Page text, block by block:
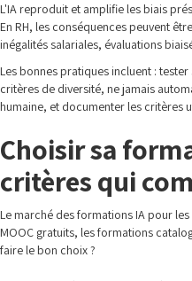
L'IA reproduit et amplifie les biais
En RH, les conséquences peuvent
inégalités salariales, évaluations
Les bonnes pratiques incluent :
critères de diversité, ne jamais
humaine, et documenter les critères
Choisir sa
critères qui
Le marché des formations IA pour
MOOC gratuits, les formations
faire le bon choix ?